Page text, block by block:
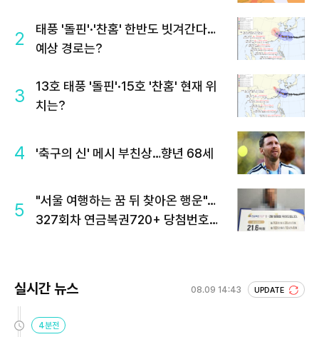
2
태풍 '돌핀'·'찬홈' 한반도 빗겨간다…
예상 경로는?
3
13호 태풍 '돌핀'·15호 '찬홈' 현재 위
치는?
4 '축구의 신' 메시 부친상…향년 68세
5
"서울 여행하는 꿈 뒤 찾아온 행운"…
327회차 연금복권720+ 당첨번호조
실시간 뉴스 08.09 14:43 UPDATE
4분전